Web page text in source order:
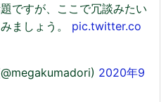
ですが、ここで冗談みたい
ましょう。 pic.twitter.co
2020年9